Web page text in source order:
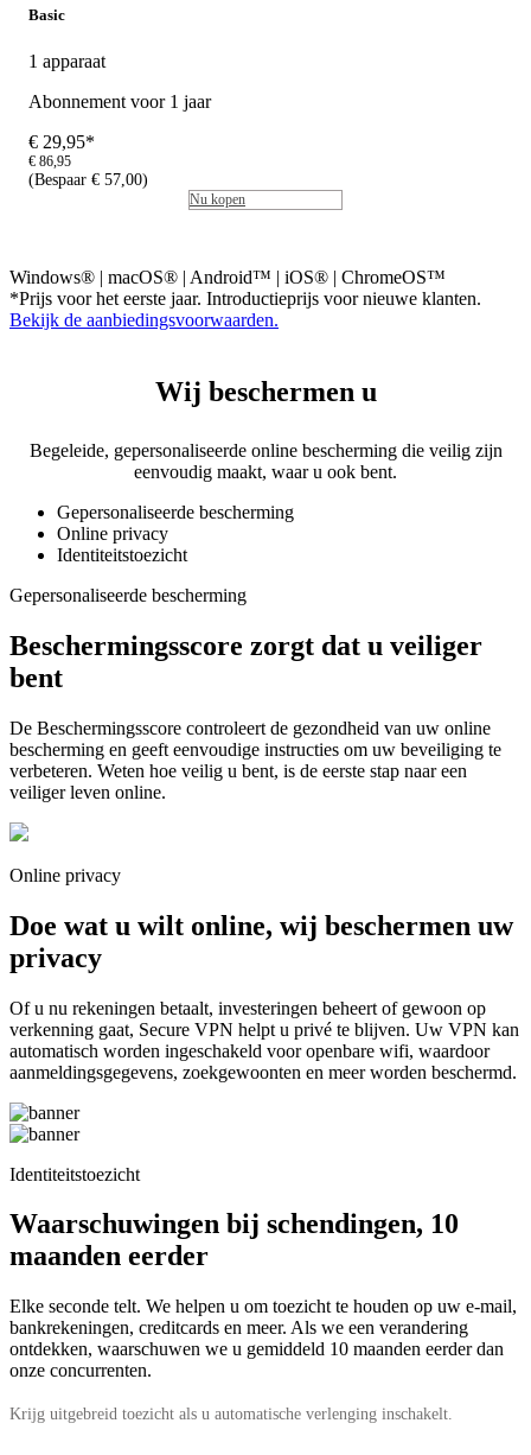
Basic
1 apparaat
Abonnement voor 1 jaar
€ 29,95*
€ 86,95
(Bespaar € 57,00)
Nu kopen
Windows® | macOS® | Android™ | iOS® | ChromeOS™
*Prijs voor het eerste jaar. Introductieprijs voor nieuwe klanten.
Bekijk de aanbiedingsvoorwaarden.
Wij beschermen u
Begeleide, gepersonaliseerde online bescherming die veilig zijn
eenvoudig maakt, waar u ook bent.
Gepersonaliseerde bescherming
Online privacy
Identiteitstoezicht
Gepersonaliseerde bescherming
Beschermingsscore zorgt dat u veiliger
bent
De Beschermingsscore controleert de gezondheid van uw online
bescherming en geeft eenvoudige instructies om uw beveiliging te
verbeteren. Weten hoe veilig u bent, is de eerste stap naar een
veiliger leven online.
Online privacy
Doe wat u wilt online, wij beschermen uw
privacy
Of u nu rekeningen betaalt, investeringen beheert of gewoon op
verkenning gaat, Secure VPN helpt u privé te blijven. Uw VPN kan
automatisch worden ingeschakeld voor openbare wifi, waardoor
aanmeldingsgegevens, zoekgewoonten en meer worden beschermd. ​
Identiteitstoezicht
Waarschuwingen bij schendingen, 10
maanden eerder
Elke seconde telt. We helpen u om toezicht te houden op uw e-mail,
bankrekeningen, creditcards en meer. Als we een verandering
ontdekken, waarschuwen we u gemiddeld 10 maanden eerder dan
onze concurrenten.
Krijg uitgebreid toezicht als u automatische verlenging inschakelt.